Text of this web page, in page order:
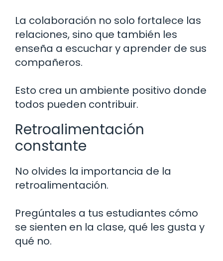
La colaboración no solo fortalece las
relaciones, sino que también les
enseña a escuchar y aprender de sus
compañeros.
Esto crea un ambiente positivo donde
todos pueden contribuir.
Retroalimentación
constante
No olvides la importancia de la
retroalimentación.
Pregúntales a tus estudiantes cómo
se sienten en la clase, qué les gusta y
qué no.